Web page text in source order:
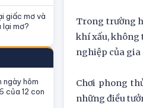
giấc mơ và
lại mơ?
ngày hôm
của 12 con
Trong trường
khí xấu, không
nghiệp của gia
Chơi phong
những điều